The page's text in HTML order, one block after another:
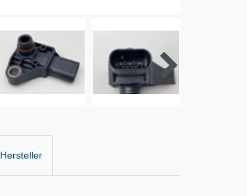
Hersteller